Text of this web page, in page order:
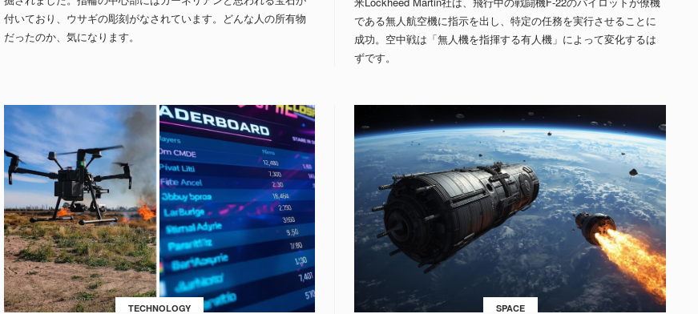
付いており、ウサギの彫刻がなされています。どんな人の所有物
だったのか、気になります。
である無人航空機に指示を出し、特定の任務を実行させることに
成功。空中戦は「無人機を指揮する有人機」によって変化するは
ずです。
TECHNOLOGY SPACE